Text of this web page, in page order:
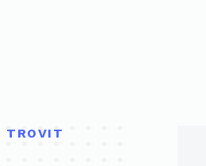
TROVIT